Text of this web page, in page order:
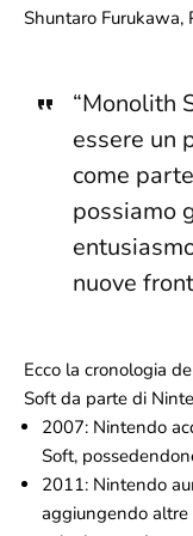
Shuntaro Furukawa,
“Monolith
essere un
come
possiamo
nuove
Ecco la cronologia
Soft da parte di
2007: Nintendo
Soft,
2011: Nintendo
aggiungendo